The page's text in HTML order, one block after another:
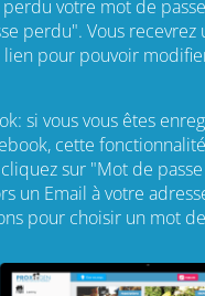
perdu votre mot de
perdu". Vous recevrez
pour pouvoir
si vous vous êtes
cette
sur "Mot de
un Email à votre
pour choisir un mot